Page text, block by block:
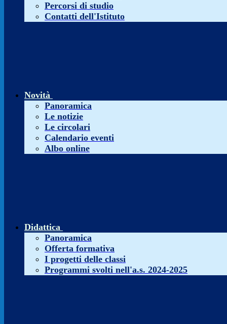
Percorsi di studio
Contatti dell'Istituto
Novità
Panoramica
Le notizie
Le circolari
Calendario eventi
Albo online
Didattica
Panoramica
Offerta formativa
I progetti delle classi
Programmi svolti nell'a.s. 2024-2025